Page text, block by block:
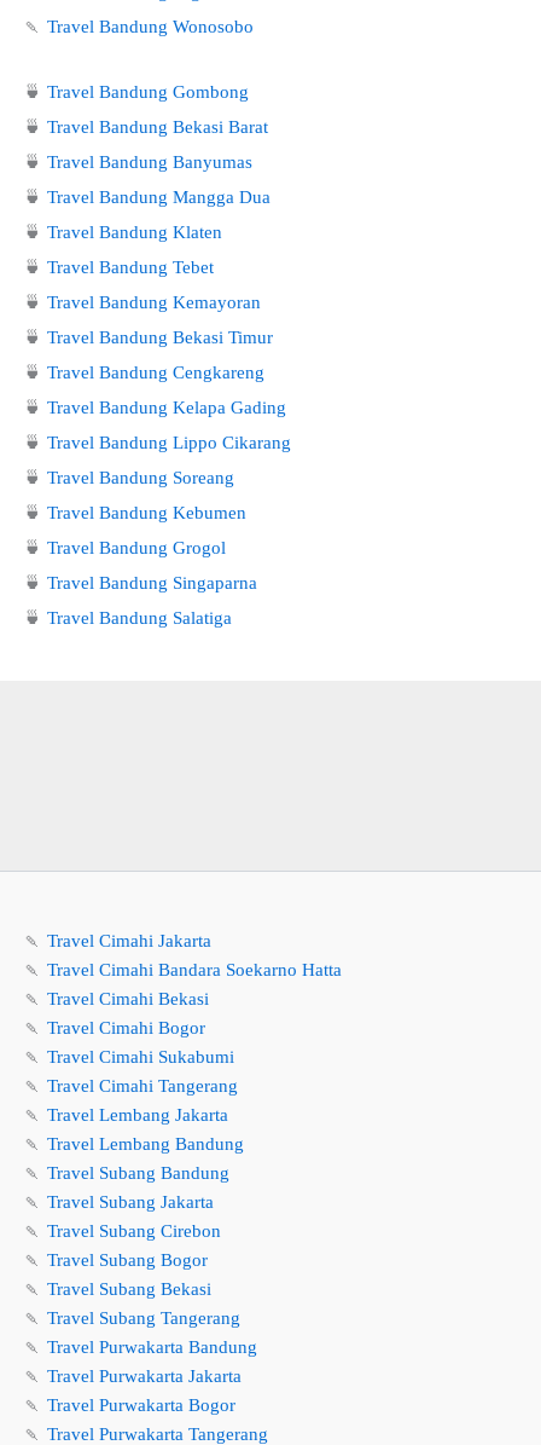
🍡 Travel Bandung Wonosobo
🍵 Travel Bandung Gombong
🍵 Travel Bandung Bekasi Barat
🍵 Travel Bandung Banyumas
🍵 Travel Bandung Mangga Dua
🍵 Travel Bandung Klaten
🍵 Travel Bandung Tebet
🍵 Travel Bandung Kemayoran
🍵 Travel Bandung Bekasi Timur
🍵 Travel Bandung Cengkareng
🍵 Travel Bandung Kelapa Gading
🍵 Travel Bandung Lippo Cikarang
🍵 Travel Bandung Soreang
🍵 Travel Bandung Kebumen
🍵 Travel Bandung Grogol
🍵 Travel Bandung Singaparna
🍵 Travel Bandung Salatiga
🍡 Travel Cimahi Jakarta
🍡 Travel Cimahi Bandara Soekarno Hatta
🍡 Travel Cimahi Bekasi
🍡 Travel Cimahi Bogor
🍡 Travel Cimahi Sukabumi
🍡 Travel Cimahi Tangerang
🍡 Travel Lembang Jakarta
🍡 Travel Lembang Bandung
🍡 Travel Subang Bandung
🍡 Travel Subang Jakarta
🍡 Travel Subang Cirebon
🍡 Travel Subang Bogor
🍡 Travel Subang Bekasi
🍡 Travel Subang Tangerang
🍡 Travel Purwakarta Bandung
🍡 Travel Purwakarta Jakarta
🍡 Travel Purwakarta Bogor
🍡 Travel Purwakarta Tangerang